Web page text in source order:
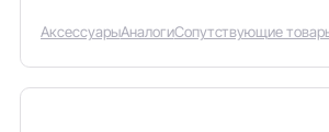
АксессуарыАналогиСопутствующие